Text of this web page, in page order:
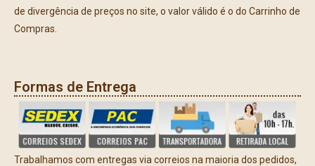
de divergência de preços no site, o valor válido é o do Carrinho de
Compras.
Formas de Entrega
Trabalhamos com entregas via correios na maioria dos pedidos,